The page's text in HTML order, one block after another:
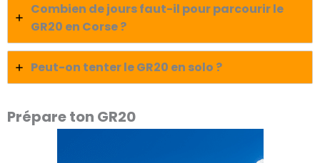
Combien de jours faut-il pour parcourir le
GR20 en Corse ?
Peut-on tenter le GR20 en solo ?
Prépare ton GR20